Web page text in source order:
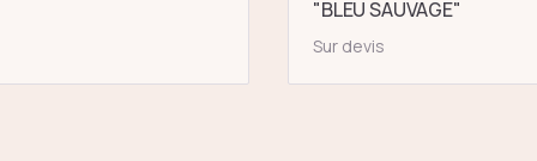
"BLEU SAUVAGE"
Sur devis